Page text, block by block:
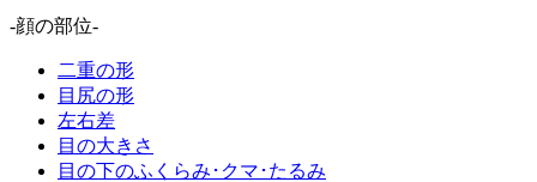
-顔の部位-
二重の形
目尻の形
左右差
目の大きさ
目の下のふくらみ･クマ･たるみ